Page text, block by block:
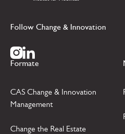
Follow Change & Innovation
Zur Instagram Seite
Zur LinkedIn Seite
Formate
CAS Change & Innovation
Management
Change the Real Estate